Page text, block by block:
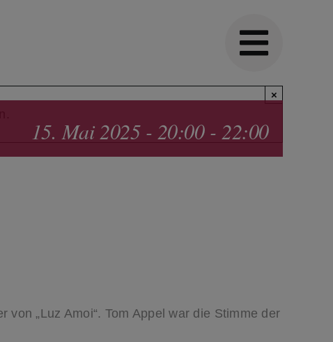
×
15. Mai 2025 - 20:00-22:00
„Luz Amoi“. Tom Appel war die Stimme der